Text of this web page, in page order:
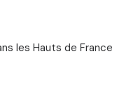
les Hauts de France